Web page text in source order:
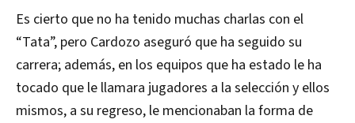
Es cierto que no ha tenido muchas charlas con el
“Tata”, pero Cardozo aseguró que ha seguido su
carrera; además, en los equipos que ha estado le ha
tocado que le llamara jugadores a la selección y ellos
mismos, a su regreso, le mencionaban la forma de